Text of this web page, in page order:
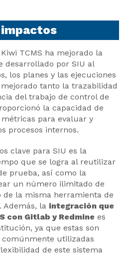
TCMS ha mejorado la
desarrollado por SIU al
los planes y las ejecuciones
tanto la trazabilidad
del trabajo de control de
la capacidad de
para evaluar y
procesos internos.
clave para SIU es la
que se logra al reutilizar
prueba, así como la
un número ilimitado de
de la misma herramienta de
Además, la integración que
con Gitlab y Redmine es
ya que estas son
utilizadas
de este sistema